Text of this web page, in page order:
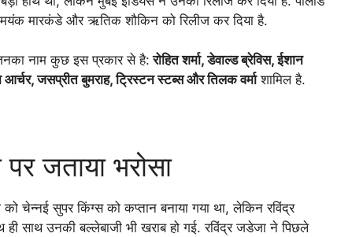
मारकंडे और ऋतिक शौकिन को रिलीज कर दिया है.
नाम कुछ इस प्रकार से है: रोहित शर्मा, डेवाल्ड ब्रेविस, ईशान
जसप्रीत बुमराह, ट्रिस्टन स्टब्स और तिलक वर्माशामिल है.
जताया भरोसा
चेन्नई सुपर किंग्स को कप्तान बनाया गया था, लेकिन रविंद्र
साथ उनकी बल्लेबाजी भी खराब हो गई. रविंद्र जडेजा ने पिछले